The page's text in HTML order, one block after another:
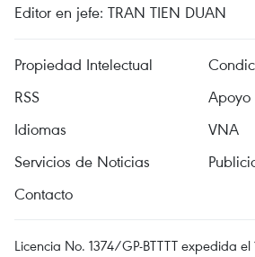
Editor en jefe: TRAN TIEN DUAN
Propiedad Intelectual
RSS
Apoyo
Idiomas
VNA
Servicios de Noticias
Contacto
Licencia No. 1374/GP-BTTTT expedida